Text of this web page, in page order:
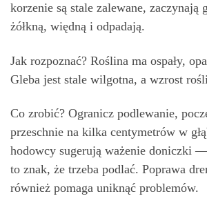
korzenie są stale zalewane, zaczynają
żółkną, więdną i odpadają.
Jak rozpoznać? Roślina ma ospały,
Gleba jest stale wilgotna, a wzrost
Co zrobić? Ogranicz podlewanie,
przeschnie na kilka centymetrów w
hodowcy sugerują ważenie doniczki
to znak, że trzeba podlać. Poprawa
również pomaga uniknąć problemów.